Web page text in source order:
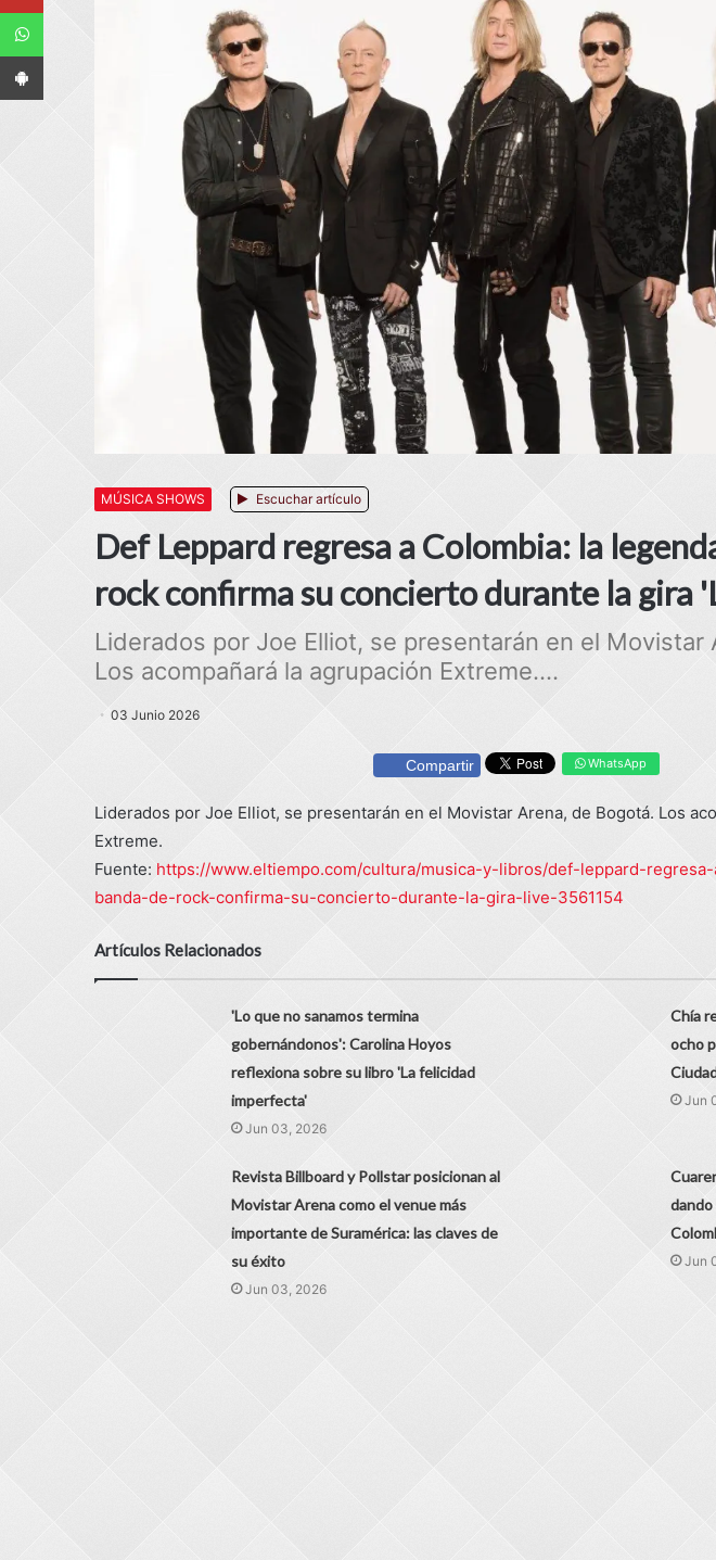
MÚSICA SHOWS Escuchar artículo
Def Leppard regresa a Colombia: la
rock confirma su concierto durante la gira
Liderados por Joe Elliot, se presentarán en el Movistar
Los acompañará la agrupación Extreme....
03 Junio 2026
Compartir WhatsApp
Liderados por Joe Elliot, se presentarán en el Movistar Arena, de Bogotá. Los
Extreme.
Fuente: https://www.eltiempo.com/cultura/musica-y-libros/def-leppard-
banda-de-rock-confirma-su-concierto-durante-la-gira-live-3561154
Artículos Relacionados
'Lo que no sanamos termina
gobernándonos': Carolina Hoyos
reflexiona sobre su libro 'La felicidad
imperfecta'
Jun 03, 2026
Chía
ocho
Jun
Revista Billboard y Pollstar posicionan al
Movistar Arena como el venue más
importante de Suramérica: las claves de
su éxito
Jun 03, 2026
dando
Jun